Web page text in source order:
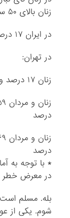
زنان بالای ۵۰ سال.
در ایران ۱۷ درصد زنان و ۹/۵ درصد مردان
در تهران:
زنان ۱۷ درصد و مردان ۹/۵ درصد
درصد
درصد
* با توجه به
در معرض خطر
بله. مسلم است.
شوم. یکی از